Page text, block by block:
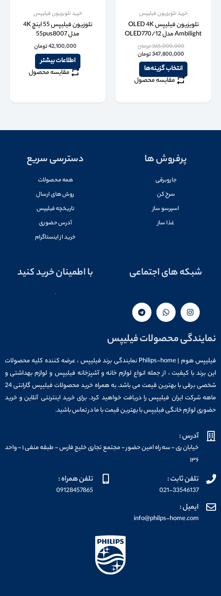
خرید تلویزیون فیلیپس
تلویزیون فیلیپس OLED 4K
Ambilight مدل OLED770/12
365,000,000تومان
347,800,000تومان
انتخاب گزینه‌ها
مقایسه محصول
خرید تلویزیون فیلیپس
تلوزیون فیلیپس 55 اینچ 4K
مدل 55pus8007
42,100,000تومان
اطلاعات بیشتر
مقایسه محصول
پرفروش ها
جاروبرقی
سرخ کن
اسپرسو ساز
غذا ساز
دسترسی سریع
همه محصولات
روش های ارسال
تاریخچه فیلیپس
آدرس حضوری
خرید از اینستاگرام
شبکه های اجتماعی با اطمینان خرید کنید
نمایندگی محصولات فیلیپس
فیلیپس هوم | Philips-home نمایندگی برند فیلیپس ، عرضه کننده کلیه محصولات
این برند با کیفیت ، از جمله انواع لوازم خانه و آشپزخانه فیلیپس و لوازم بهداشتی و
شخصی برقی با بهترین قیمت می باشد. به همراه خرید محصولات فیلیپس گارانتی 24
ماهه شرکت ایران فیلیپس را دریافت خواهید کرد. برای خرید اینترنتی آنلاین و خرید
حضوری لوازم خانگی فیلیپس با بهترین قیمت با ما در تماس باشید.
آدرس :
خیابان ری - سه راه امین حضور - مجتمع تجاری خلیج فارس - طبقه منفی ۱ - واحد
۱۳۶
تلفن ثابت :
021-33546137
تلفن همراه :
09128457865
ایمیل :
info@philps-home.com